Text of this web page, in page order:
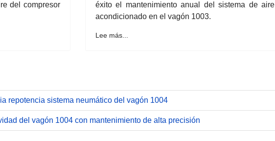
del compresor
éxito el mantenimiento anual del sistema de aire
acondicionado en el vagón 1003.
Lee más...
repotencia sistema neumático del vagón 1004
del vagón 1004 con mantenimiento de alta precisión